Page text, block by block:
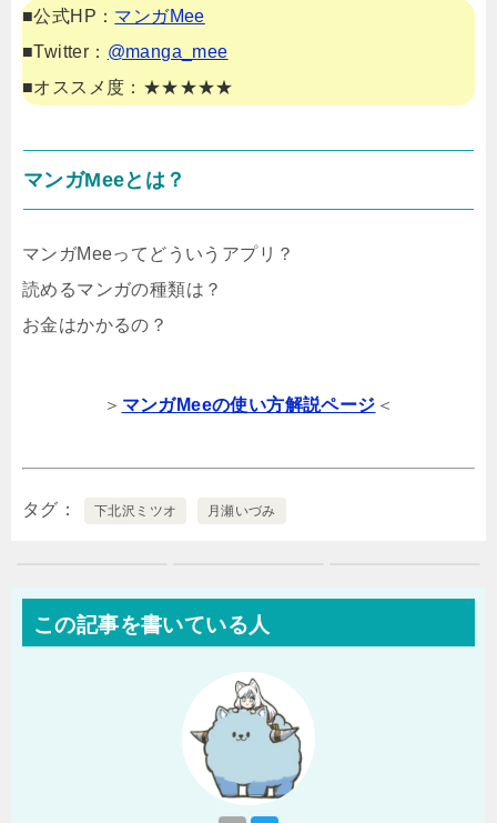
■公式HP： マンガMee
■Twitter： @manga_mee
■オススメ度：★★★★★
マンガMeeとは？
マンガMeeってどういうアプリ？
読めるマンガの種類は？
お金はかかるの？
＞ マンガMeeの使い方解説ページ ＜
タグ 下北沢ミツオ 月瀬いづみ
この記事を書いている人